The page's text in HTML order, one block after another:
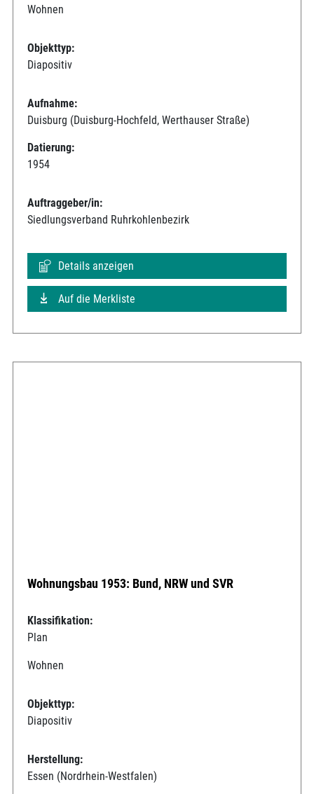
Wohnen
Objekttyp:
Diapositiv
Aufnahme:
Duisburg (Duisburg-Hochfeld, Werthauser Straße)
Datierung:
1954
Auftraggeber/in:
Siedlungsverband Ruhrkohlenbezirk
Details anzeigen
Auf die Merkliste
Wohnungsbau 1953: Bund, NRW und SVR
Klassifikation:
Plan
Wohnen
Objekttyp:
Diapositiv
Herstellung:
Essen (Nordrhein-Westfalen)